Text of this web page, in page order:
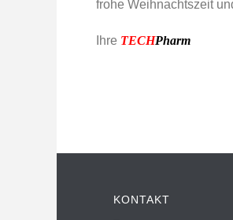
frohe Weihnachtszeit
Ihre TECHPharm
KONTAKT